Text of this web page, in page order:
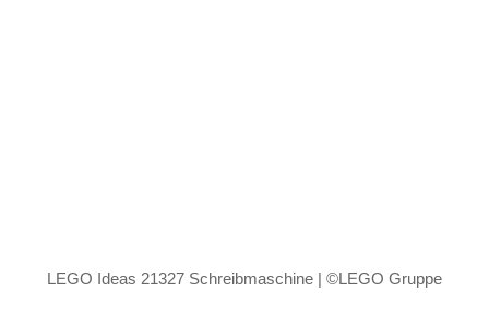
LEGO Ideas 21327 Schreibmaschine | ©LEGO Gruppe